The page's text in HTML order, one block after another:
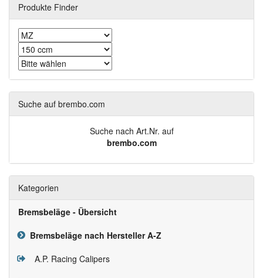
Produkte Finder
Suche auf brembo.com
Suche nach Art.Nr. auf
brembo.com
Kategorien
Bremsbeläge - Übersicht
Bremsbeläge nach Hersteller A-Z
A.P. Racing Calipers